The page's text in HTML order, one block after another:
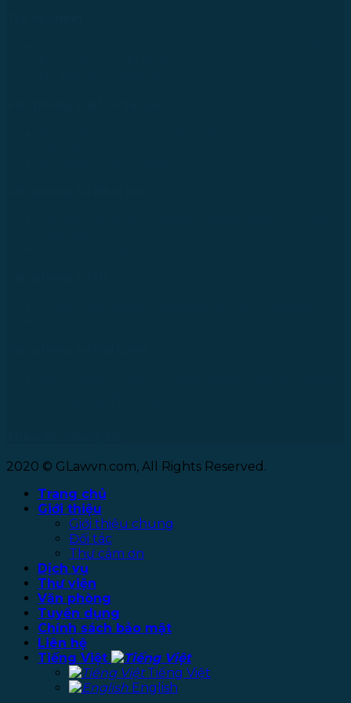
2020 © GLawvn.com, All Rights Reserved.
Trang chủ
Giới thiệu
Giới thiệu chung
Đối tác
Thư cảm ơn
Dịch vụ
Thư viện
Văn phòng
Tuyển dụng
Chính sách bảo mật
Liên hệ
Tiếng Việt
Tiếng Việt
English